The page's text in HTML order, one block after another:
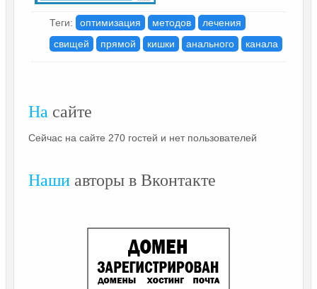
Теги: оптимизация методов
лечения
свищей
прямой кишки анального канала
На сайте
Сейчас на сайте 270 гостей и нет пользователей
Наши авторы в Вконтакте